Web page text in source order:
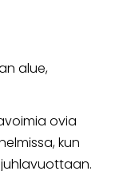
alue,
ovia
kun